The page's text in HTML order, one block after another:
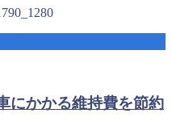
にかかる維持費を節約